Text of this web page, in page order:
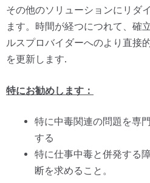
その他のソリューションにリダ
ます。時間が経つにつれて、確
ルスプロバイダーへのより直接
を更新します.
特にお勧めします：
特に中毒関連の問題を専
する
特に仕事中毒と併発する
断を求めること。